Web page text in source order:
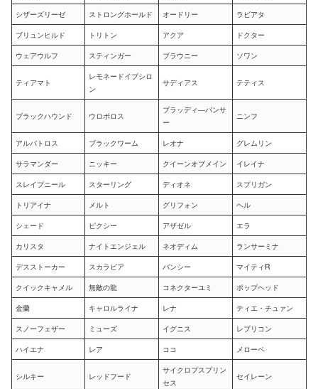
シザーズリーゼ
ストロングホールド オードリー
ラビアタ
ブリュンヒルド
トリトン アクア
ドクター
ウェアウルフ
スティンガー ブラウニー ソワン
ティアマト
レモネードイプシロ
ン
サディアス テティス
ブラックハウンド ウロボロス
ブラッディ―パンサ
ー
ニンフ
アルバトロス ブラックワーム レオナ
グレムリン
サラマンダー
ニッキー クイーンオブメイン
イレイナ
スレイプニール
スターリング ディオネ
スプリガン
トリアイナ
メルト グリフォン
ヘル
シェード
ピクシー アザゼル
エラ
カリスタ
ナイトエンジェル ネオディム
ランサーミナ
デスストーカー
スカラビア バンシー
マイティR
クイックキャメル
無敵の龍 コネクターユミ
ポップヘッド
金蘭
キャロルライナ レナ
ティエ・チュァン
スノーフェザー
ミューズ イグニス
レプリコン
ハイエナ
レア ココ メローペ
シルキー レッドフード
サイクロプスプリン
セス
セイレーン